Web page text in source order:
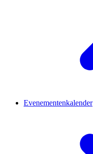
Evenementenkalender